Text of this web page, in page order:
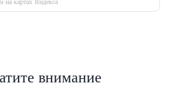
на картах Яндекса
внимание